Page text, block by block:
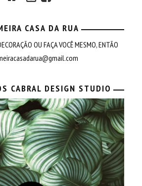
CASA DA RUA
OU FAÇA VOCÊ MESMO, ENTÃO
CABRAL DESIGN STUDIO